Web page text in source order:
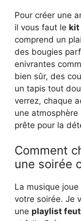
Pour créer une
il vous faut le kit
comprend un
des bougies
enivrantes
bien sûr, des
un tapis tout
verrez, chaque
une
prête pour la
Comment
une soirée
La musique joue
votre soirée. Je
une playlist